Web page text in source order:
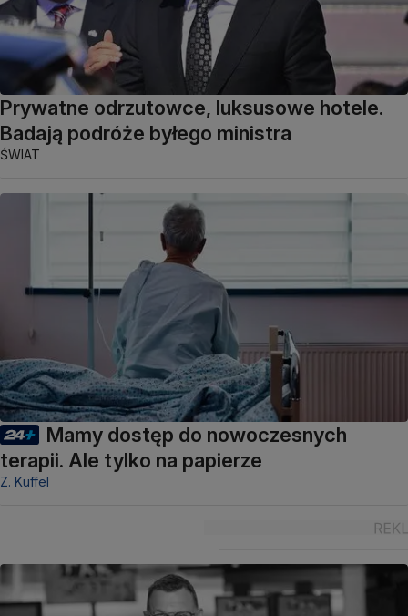
Prywatne odrzutowce, luksusowe hotele.
Badają podróże byłego ministra
ŚWIAT
Mamy dostęp do nowoczesnych
terapii. Ale tylko na papierze
Z. Kuffel